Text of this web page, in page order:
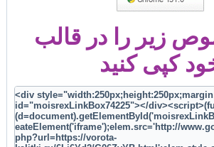
زیر را در قالب
کپی کنید